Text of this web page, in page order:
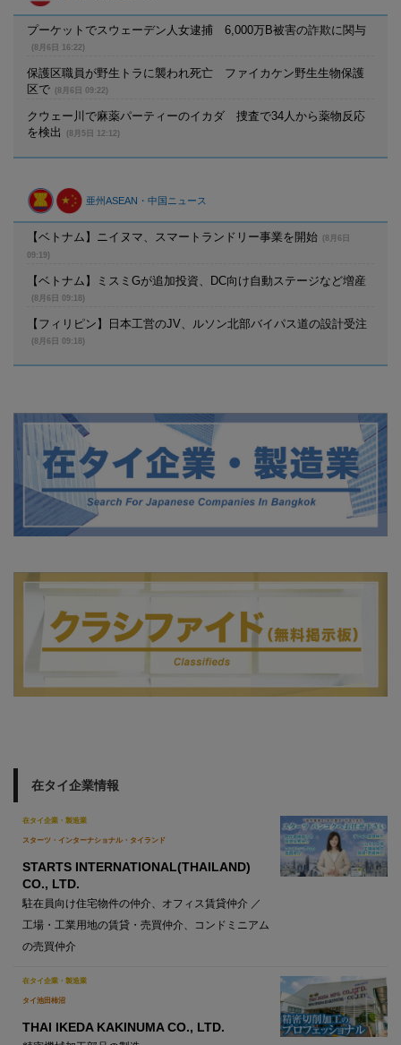
プーケットでスウェーデン人女逮捕 6,000万B被害の詐欺に関与
(8月6日 16:22)
保護区職員が野生トラに襲われ死亡 ファイカケン野生生物保護
区で
(8月6日 09:22)
クウェー川で麻薬パーティーのイカダ 捜査で34人から薬物反応
を検出
(8月5日 12:12)
亜州ASEAN・中国ニュース
【ベトナム】ニイヌマ、スマートランドリー事業を開始
(8月6日
09:19)
【ベトナム】ミスミGが追加投資、DC向け自動ステージなど増産
(8月6日 09:18)
【フィリピン】日本工営のJV、ルソン北部バイパス道の設計受注
(8月6日 09:18)
在タイ企業情報
在タイ企業・製造業
スターツ・インターナショナル・タイランド
STARTS INTERNATIONAL(THAILAND)
CO., LTD.
駐在員向け住宅物件の仲介、オフィス賃貸仲介 ／
工場・工業用地の賃貸・売買仲介、コンドミニアム
の売買仲介
在タイ企業・製造業
タイ池田柿沼
THAI IKEDA KAKINUMA CO., LTD.